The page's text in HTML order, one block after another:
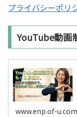
プライバシーポリ
YouTube動画
www.enp.of-u.com